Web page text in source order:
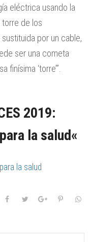
eléctrica usando la
torre de los
por un cable,
ser una cometa
‘torre’”.
2019:
la salud«
la salud